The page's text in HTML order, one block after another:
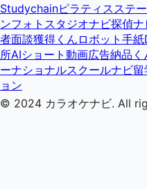
Studychainピラティスステ
ンフォトスタジオナビ探偵ナ
者面談獲得くん ロボット手
所AIショート動画広告納品く
ーナショナルスクールナビ
ョン
© 2024 カラオケナビ. All